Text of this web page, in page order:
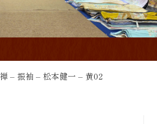
– 振袖 – 松本健一 – 黄02